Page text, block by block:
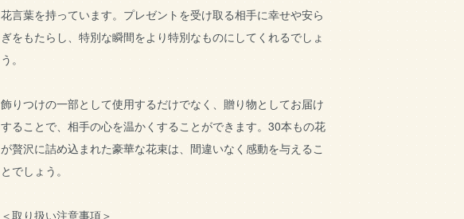
花言葉を持っています。プレゼントを受け取る相手に幸せや安ら
ぎをもたらし、特別な瞬間をより特別なものにしてくれるでしょ
う。
飾りつけの一部として使用するだけでなく、贈り物としてお届け
することで、相手の心を温かくすることができます。30本もの花
が贅沢に詰め込まれた豪華な花束は、間違いなく感動を与えるこ
とでしょう。
＜取り扱い注意事項＞